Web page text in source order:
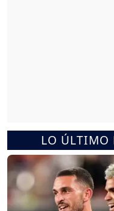
LO ÚLTIMO